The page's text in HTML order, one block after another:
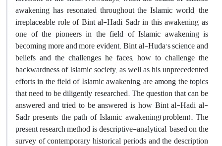
awakening has resonated throughout the Islamic world, the
irreplaceable role of Bint al-Hadi Sadr in this awakening as
one of the pioneers in the field of Islamic awakening is
becoming more and more evident. Bint al-Huda's science and
beliefs and the challenges he faces, how to challenge the
backwardness of Islamic society, as well as his unprecedented
efforts in the field of Islamic awakening, are among the topics
that need to be diligently researched. The question that can be
answered and tried to be answered is how Bint al-Hadi al-
Sadr presents the path of Islamic awakening(problem). The
present research method is descriptive-analytical, based on the
survey of contemporary historical periods and the description